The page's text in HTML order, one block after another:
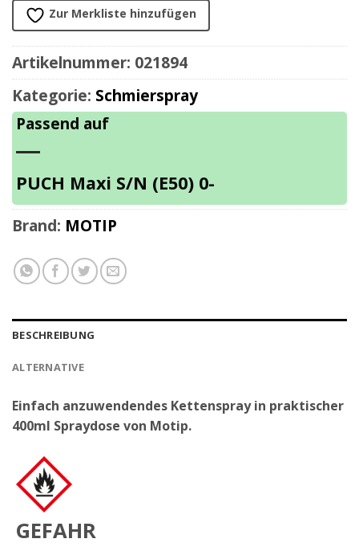
Zur Merkliste hinzufügen
Artikelnummer: 021894
Kategorie: Schmierspray
Passend auf
PUCH Maxi S/N (E50) 0-
Brand: MOTIP
BESCHREIBUNG
ALTERNATIVE
Einfach anzuwendendes Kettenspray in praktischer
400ml Spraydose von Motip.
GEFAHR